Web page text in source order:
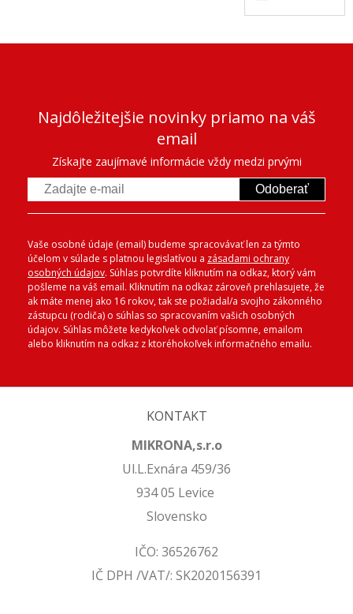
Najdôležitejšie novinky priamo na váš
email
Získajte zaujímavé informácie vždy medzi prvými
Odoberať
Vaše osobné údaje (email) budeme spracovávať len za týmto
účelom v súlade s platnou legislatívou a zásadami ochrany
osobných údajov. Súhlas potvrdíte kliknutím na odkaz, ktorý vám
pošleme na váš email. Kliknutím na odkaz zároveň prehlasujete, že
ak máte menej ako 16 rokov, tak ste požiadal/a svojho zákonného
zástupcu (rodiča) o súhlas so spracovaním vašich osobných
údajov. Súhlas môžete kedykoľvek odvolať písomne, emailom
alebo kliknutím na odkaz z ktoréhokoľvek informačného emailu.
KONTAKT
MIKRONA,s.r.o
Ul.L.Exnára 459/36
934 05 Levice
Slovensko
IČO: 36526762
IČ DPH /VAT/: SK2020156391